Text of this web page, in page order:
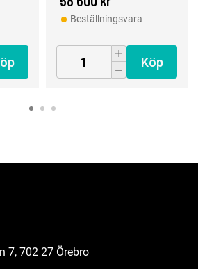
Beställningsvara
Köp
7, 702 27 Örebro